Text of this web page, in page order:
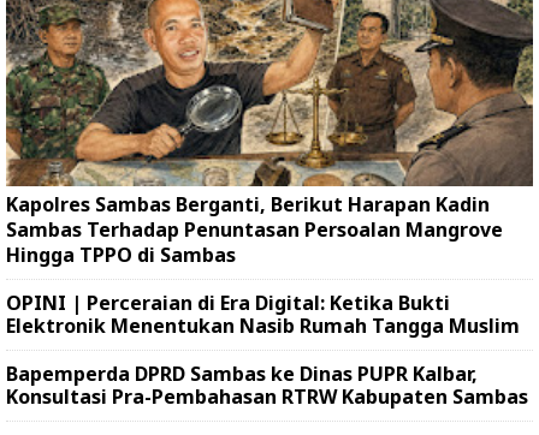
Kapolres Sambas Berganti, Berikut Harapan Kadin
Sambas Terhadap Penuntasan Persoalan Mangrove
Hingga TPPO di Sambas
OPINI | Perceraian di Era Digital: Ketika Bukti
Elektronik Menentukan Nasib Rumah Tangga Muslim
Bapemperda DPRD Sambas ke Dinas PUPR Kalbar,
Konsultasi Pra-Pembahasan RTRW Kabupaten Sambas